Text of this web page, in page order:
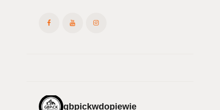
gbpickwdopiewie